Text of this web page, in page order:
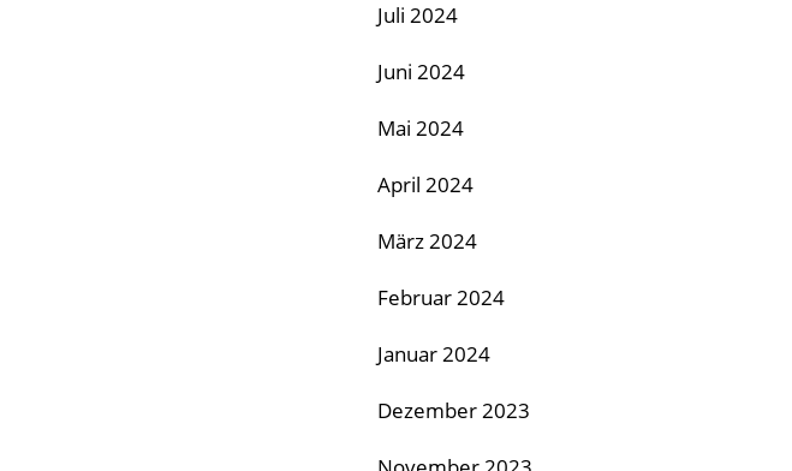
Juli 2024
Juni 2024
Mai 2024
April 2024
März 2024
Februar 2024
Januar 2024
Dezember 2023